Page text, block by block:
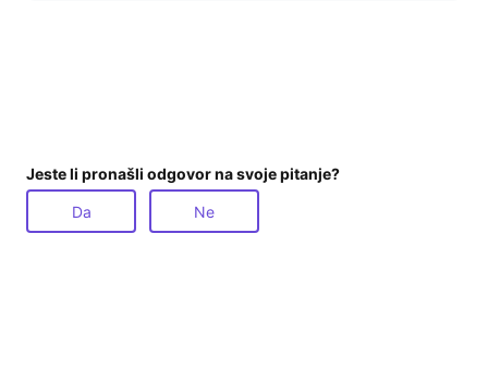
Jeste li pronašli odgovor na svoje pitanje?
Da Ne